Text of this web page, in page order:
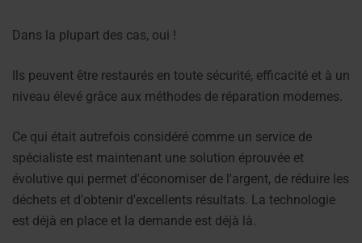
Dans la plupart des cas, oui !
Ils peuvent être restaurés en toute sécurité, efficacité et à un
niveau élevé grâce aux méthodes de réparation modernes.
Ce qui était autrefois considéré comme un service de
spécialiste est maintenant une solution éprouvée et
évolutive qui permet d'économiser de l'argent, de réduire les
déchets et d'obtenir d'excellents résultats. La technologie
est déjà en place et la demande est déjà là.